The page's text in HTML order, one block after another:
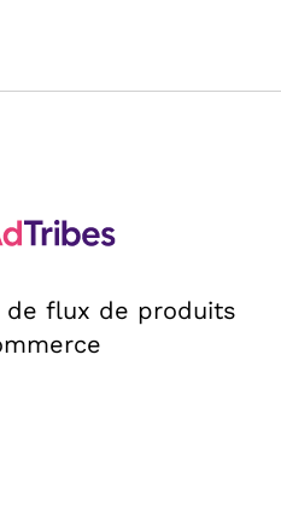
de flux de produits